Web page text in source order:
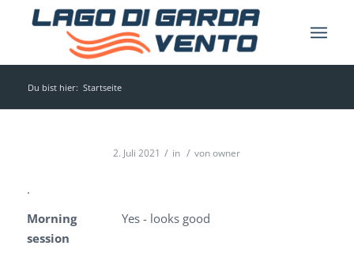
Du bist hier: Startseite
2. Juli 2021 / in / vonowner
.
Morning
session
Yes - looks good